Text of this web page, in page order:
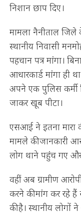
निशान छाप दिए।
मामला नैनीताल
स्थानीय निवासी
पहचान पत्र मांगा।
आधारकार्ड मांगा ही
अपने एक पुलिस कर्मी
जाकर खूब पीटा।
एसआई ने इतना मारा
मामले की जानकारी
लोग थाने पहुंच गए और
वहीं अब ग्रामीण
करने की मांग कर रहे हैं
की है। स्थानीय लोगों